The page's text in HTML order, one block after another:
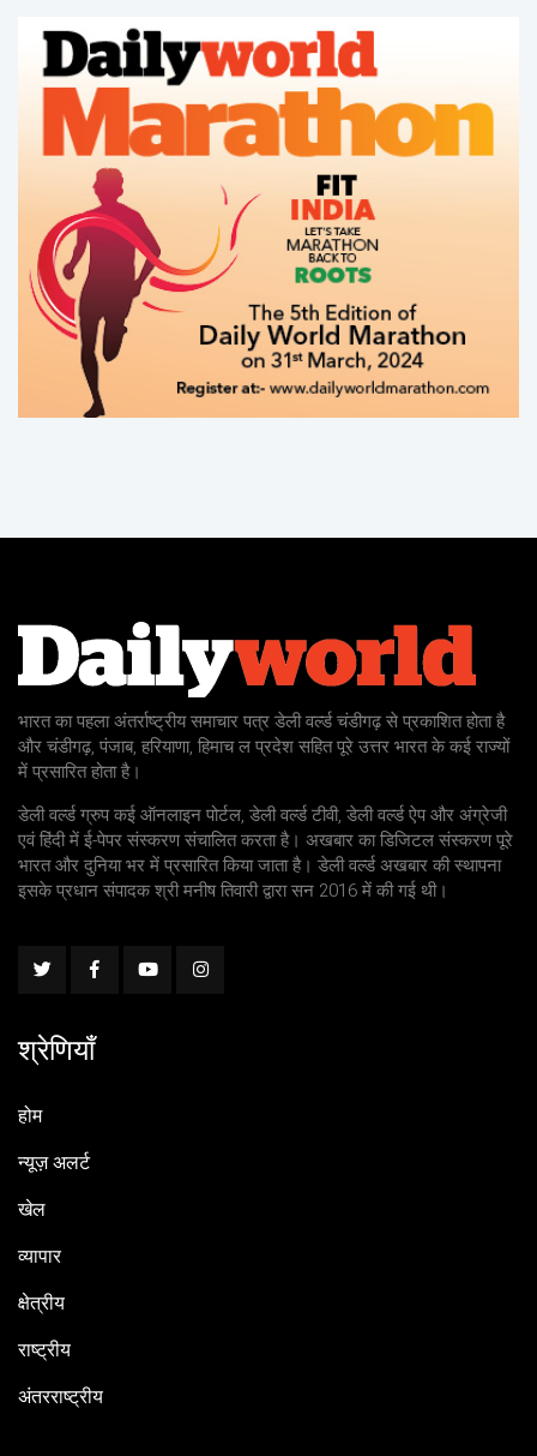
भारत का पहला अंतर्राष्ट्रीय समाचार पत्र डेली वर्ल्ड चंडीगढ़ से प्रकाशित होता है
और चंडीगढ़, पंजाब, हरियाणा, हिमाच ल प्रदेश सहित पूरे उत्तर भारत के कई राज्यों
में प्रसारित होता है।
डेली वर्ल्ड ग्रुप कई ऑनलाइन पोर्टल, डेली वर्ल्ड टीवी, डेली वर्ल्ड ऐप और अंग्रेजी
एवं हिंदी में ई-पेपर संस्करण संचालित करता है। अखबार का डिजिटल संस्करण पूरे
भारत और दुनिया भर में प्रसारित किया जाता है। डेली वर्ल्ड अखबार की स्थापना
इसके प्रधान संपादक श्री मनीष तिवारी द्वारा सन 2016 में की गई थी।
श्रेणियाँ
होम
न्यूज़ अलर्ट
खेल
व्यापार
क्षेत्रीय
राष्ट्रीय
अंतरराष्ट्रीय